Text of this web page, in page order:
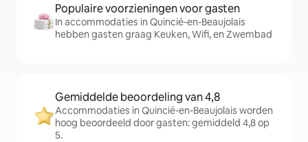
Populaire voorzieningen voor gasten
In accommodaties in Quincié-en-Beaujolais
hebben gasten graag Keuken, Wifi, en Zwembad
Gemiddelde beoordeling van 4,8
Accommodaties in Quincié-en-Beaujolais worden
hoog beoordeeld door gasten: gemiddeld 4,8 op
5.